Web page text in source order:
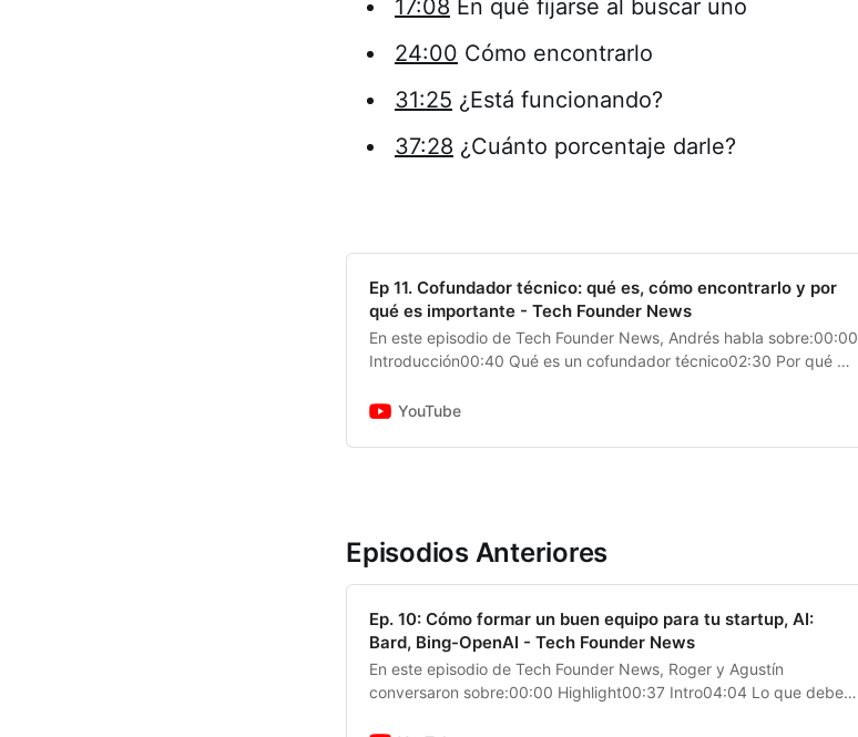
17:08 En qué fijarse al buscar uno
24:00 Cómo encontrarlo
31:25 ¿Está funcionando?
37:28 ¿Cuánto porcentaje darle?
Ep 11. Cofundador técnico: qué es, cómo encontrarlo y por
qué es importante - Tech Founder News
En este episodio de Tech Founder News, Andrés habla sobre:00:00
Introducción00:40 Qué es un cofundador técnico02:30 Por qué es
YouTube
Episodios Anteriores
Ep. 10: Cómo formar un buen equipo para tu startup, AI:
Bard, Bing-OpenAI - Tech Founder News
En este episodio de Tech Founder News, Roger y Agustín
conversaron sobre:00:00 Highlight00:37 Intro04:04 Lo que debe